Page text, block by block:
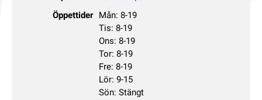
Öppettider
Mån: 8-19
Tis: 8-19
Ons: 8-19
Tor: 8-19
Fre: 8-19
Lör: 9-15
Sön: Stängt